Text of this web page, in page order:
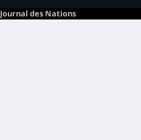
Journal des Nations